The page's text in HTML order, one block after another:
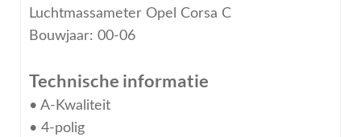
Luchtmassameter Opel Corsa C
Bouwjaar: 00-06
Technische informatie
• A-Kwaliteit
• 4-polig